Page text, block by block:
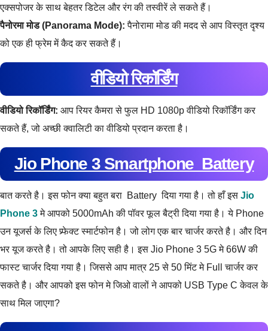
एक्सपोजर के साथ बेहतर डिटेल और रंग की तस्वीरें ले सकते हैं।
पैनोरमा मोड (Panorama Mode): पैनोरामा मोड की मदद से आप विस्तृत दृश्य
को एक ही फ्रेम में कैद कर सकते हैं।
वीडियो रिकॉर्डिंग
वीडियो रिकॉर्डिंग: आप रियर कैमरा से फुल HD 1080p वीडियो रिकॉर्डिंग कर
सकते हैं, जो अच्छी क्वालिटी का वीडियो प्रदान करता है।
Jio Phone 3 Smartphone Battery
बात करते है। इस फोन क्या बहुत बरा Battery दिया गया है। तो हाँ इस Jio
Phone 3मे आपको 5000mAh की पॉवर फूल बैट्री दिया गया है। ये Phone
उन यूजर्स के लिए प्र्फेक्ट स्मार्टफोन है। जो लोग एक बार चार्जर करते है। और दिन
भर यूज करते है। तो आपके लिए सही है। इस Jio Phone 3 5G मे 66W की
फास्ट चार्जर दिया गया है। जिससे आप मात्र 25 से 50 मिंट मे Full चार्जर कर
सकते है। और आपको इस फोन मे जिओ वालों ने आपको USB Type C केवल के
साथ मिल जाएगा?